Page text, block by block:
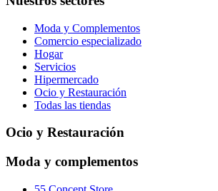
Moda y Complementos
Comercio especializado
Hogar
Servicios
Hipermercado
Ocio y Restauración
Todas las tiendas
Ocio y Restauración
Moda y complementos